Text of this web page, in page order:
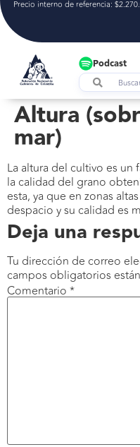
Precio interno de referencia:
Podcast
Altura
mar)
La altura del cultivo es
la calidad del grano
esta, ya que en zonas
despacio y su calidad es
Deja una
Tu dirección de correo
campos obligatorios
Comentario *